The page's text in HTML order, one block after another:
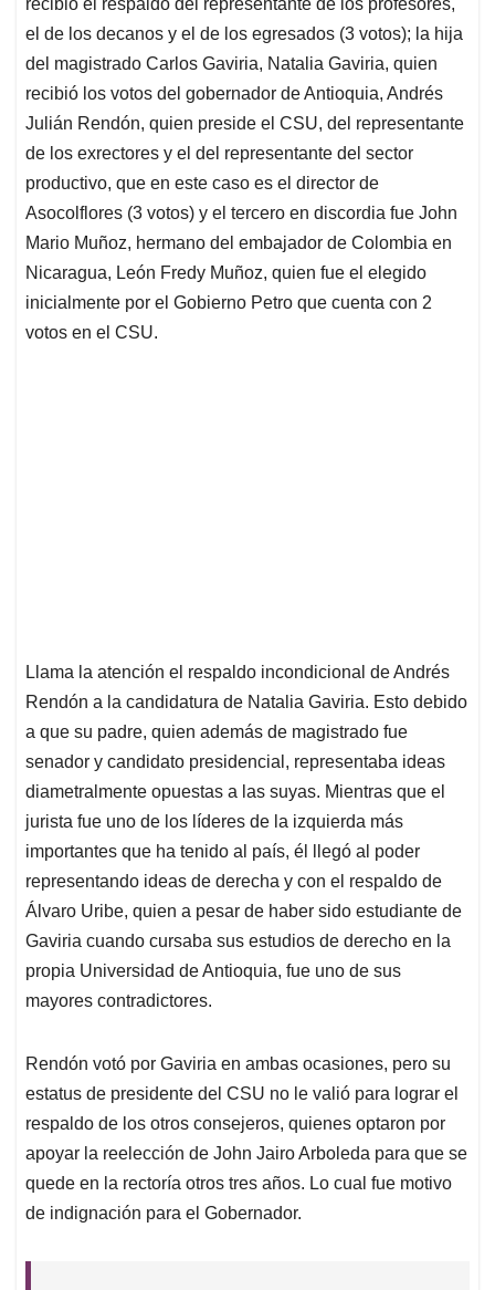
recibió el respaldo del representante de los profesores,
el de los decanos y el de los egresados (3 votos); la hija
del magistrado Carlos Gaviria, Natalia Gaviria, quien
recibió los votos del gobernador de Antioquia, Andrés
Julián Rendón, quien preside el CSU, del representante
de los exrectores y el del representante del sector
productivo, que en este caso es el director de
Asocolflores (3 votos) y el tercero en discordia fue John
Mario Muñoz, hermano del embajador de Colombia en
Nicaragua, León Fredy Muñoz, quien fue el elegido
inicialmente por el Gobierno Petro que cuenta con 2
votos en el CSU.
Llama la atención el respaldo incondicional de Andrés
Rendón a la candidatura de Natalia Gaviria. Esto debido
a que su padre, quien además de magistrado fue
senador y candidato presidencial, representaba ideas
diametralmente opuestas a las suyas. Mientras que el
jurista fue uno de los líderes de la izquierda más
importantes que ha tenido al país, él llegó al poder
representando ideas de derecha y con el respaldo de
Álvaro Uribe, quien a pesar de haber sido estudiante de
Gaviria cuando cursaba sus estudios de derecho en la
propia Universidad de Antioquia, fue uno de sus
mayores contradictores.
Rendón votó por Gaviria en ambas ocasiones, pero su
estatus de presidente del CSU no le valió para lograr el
respaldo de los otros consejeros, quienes optaron por
apoyar la reelección de John Jairo Arboleda para que se
quede en la rectoría otros tres años. Lo cual fue motivo
de indignación para el Gobernador.